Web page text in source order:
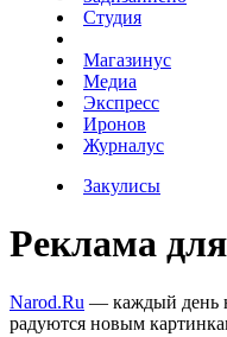
Студия
Магазинус
Медиа
Экспресс
Иронов
Журналус
Закулисы
Реклама
Narod.Ru — каждый день
радуются новым